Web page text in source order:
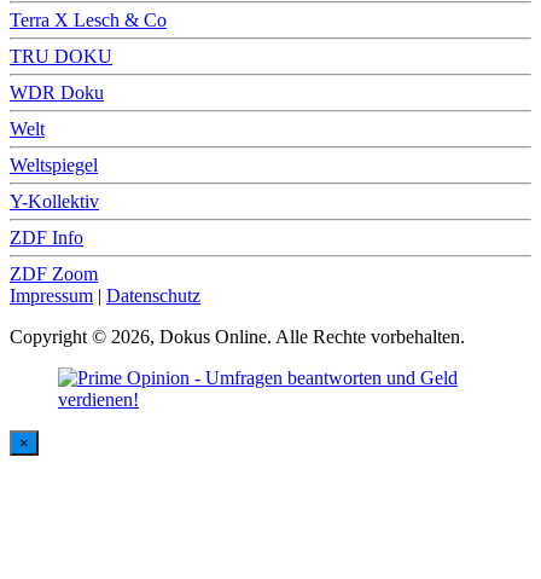
Terra X Lesch & Co
TRU DOKU
WDR Doku
Welt
Weltspiegel
Y-Kollektiv
ZDF Info
ZDF Zoom
Impressum | Datenschutz
Copyright © 2026, Dokus Online. Alle Rechte vorbehalten.
×